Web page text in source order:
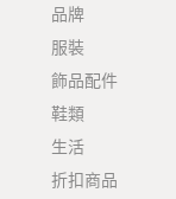
品牌
服裝
飾品配件
鞋類
生活
折扣商品